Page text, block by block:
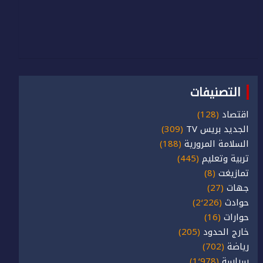
التصنيفات
اقتصاد (128)
الجديد بريس TV
(309)
السلامة المرورية (188)
تربية وتعليم (445)
تمازيغت (8)
جهات (27)
حوادث (2٬226)
حوارات (16)
خارج الحدود (205)
رياضة (702)